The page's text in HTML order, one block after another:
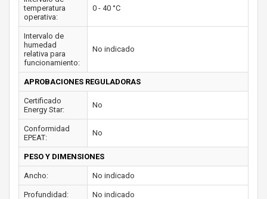
temperatura
operativa:
0 - 40 °C
Intervalo de
humedad
relativa para
funcionamiento:
No indicado
APROBACIONES REGULADORAS
Certificado
Energy Star:
No
Conformidad
EPEAT:
No
PESO Y DIMENSIONES
Ancho: No indicado
Profundidad: No indicado